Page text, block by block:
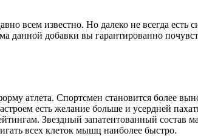
всем известно. Но далеко не всегда есть
данной добавки вы гарантированно
атлета. Спортсмен становится более
есть желание больше и усердней
Звездный запатентованный состав
всех клеток мышц наиболее быстро.